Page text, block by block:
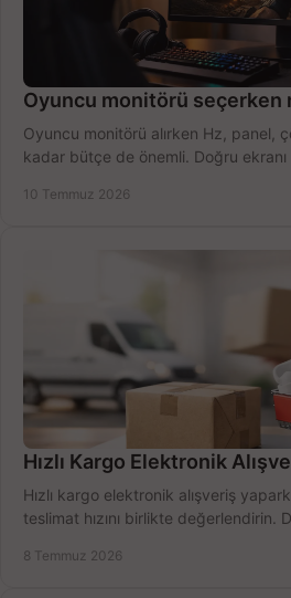
Oyuncu monitörü seçerken
Oyuncu monitörü alırken Hz, panel,
kadar bütçe de önemli. Doğru
10 Temmuz 2026
Hızlı Kargo Elektronik
Hızlı kargo elektronik alışveriş
teslimat hızını birlikte değerlendirin.
8 Temmuz 2026